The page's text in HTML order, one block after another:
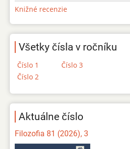
Knižné recenzie
Všetky čísla v ročníku
Číslo 1
Číslo 2
Číslo 3
Aktuálne číslo
Filozofia 81 (2026), 3